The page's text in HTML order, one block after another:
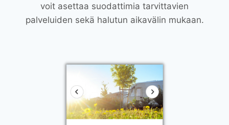
voit asettaa suodattimia tarvittavien
palveluiden sekä halutun aikavälin mukaan.